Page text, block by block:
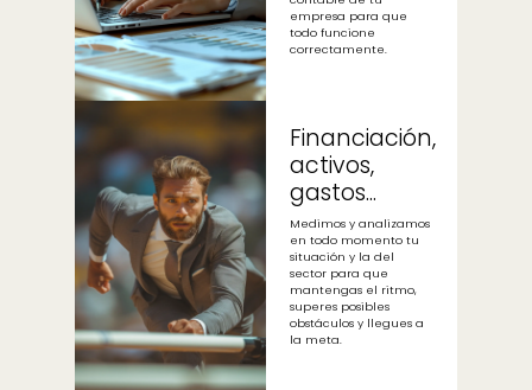
empresa para que
todo funcione
correctamente.
Financiación,
activos,
gastos...
Medimos y analizamos
en todo momento tu
situación y la del
sector para que
mantengas el ritmo,
superes posibles
obstáculos y llegues a
la meta.